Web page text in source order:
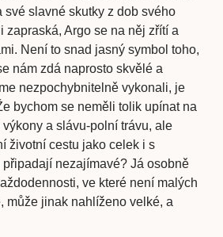
své slavné skutky z dob svého
zapraská, Argo se na něj zřítí a
Není to snad jasný symbol toho,
nám zdá naprosto skvělé a
nezpochybnitelně vykonali, je
bychom se neměli tolik upínat na
a slávu-polní trávu, ale
životní cestu jako celek i s
připadají nezajímavé? Já osobně
ve které není malých
může jinak nahlíženo velké, a